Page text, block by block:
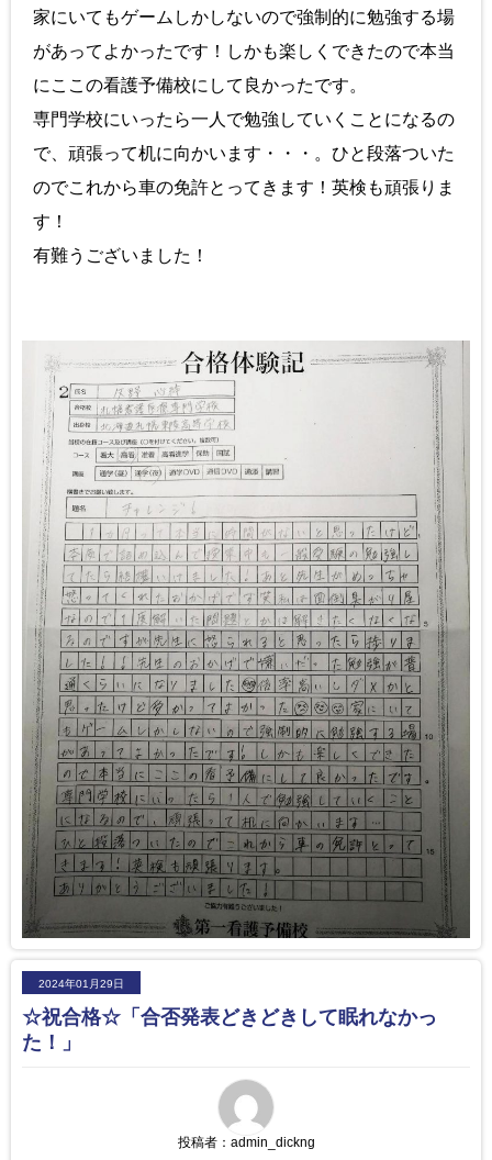
家にいてもゲームしかしないので強制的に勉強する場
があってよかったです！しかも楽しくできたので本当
にここの看護予備校にして良かったです。
専門学校にいったら一人で勉強していくことになるの
で、頑張って机に向かいます・・・。ひと段落ついた
のでこれから車の免許とってきます！英検も頑張りま
す！
有難うございました！
2024年01月29日
☆祝合格☆「合否発表どきどきして眠れなかっ
た！」
投稿者： admin_dickng